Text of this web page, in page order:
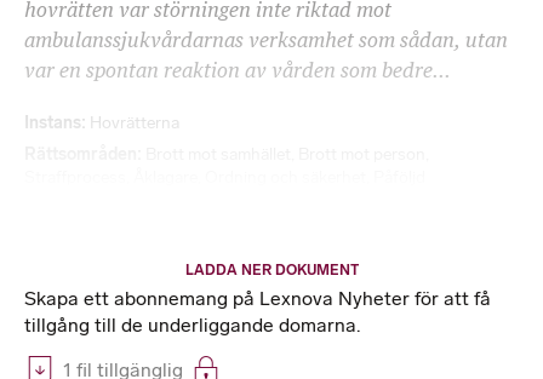
hovrätten var störningen inte riktad mot
ambulanssjukvårdarnas verksamhet som sådan, utan
var en spontan reaktion av vården som bedre...
Instans Hovrätterna
LADDA NER DOKUMENT
Skapa ett abonnemang på Lexnova Nyheter för att få
tillgång till de underliggande domarna.
1 fil tillgänglig